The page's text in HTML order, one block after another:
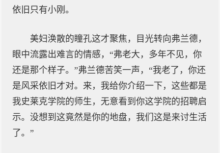
依旧只有小刚。
美妇涣散的瞳孔这才聚焦，目光转向弗兰德，
眼中流露出难言的情感，“弗老大，多年不见，你
还是那个样子。”弗兰德苦笑一声，“我老了，你还
是风采依旧才对。来，我给你介绍一下，这些都是
我史莱克学院的师生，无意看到你这学院的招聘启
示。没想到这竟然是你的地盘，我们这是来讨生活
了。”